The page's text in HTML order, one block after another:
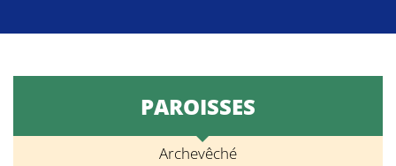
PAROISSES
Archevêché